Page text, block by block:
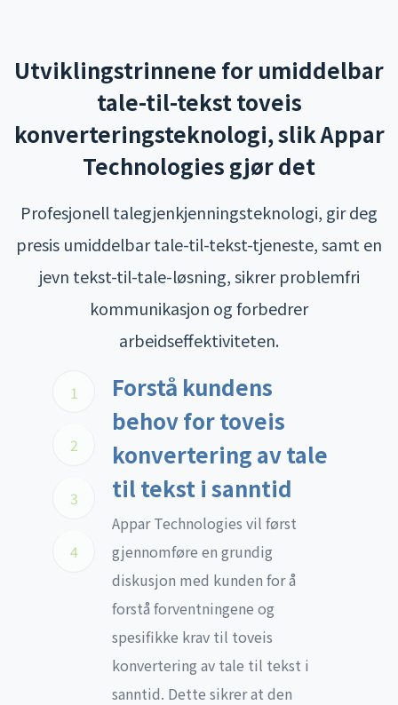
Utviklingstrinnene for umiddelbar
tale-til-tekst toveis
konverteringsteknologi, slik Appar
Technologies gjør det
Profesjonell talegjenkjenningsteknologi, gir deg
presis umiddelbar tale-til-tekst-tjeneste, samt en
jevn tekst-til-tale-løsning, sikrer problemfri
kommunikasjon og forbedrer
arbeidseffektiviteten.
1
2
3
4
Forstå kundens
behov for toveis
konvertering av tale
til tekst i sanntid
Appar Technologies vil først
gjennomføre en grundig
diskusjon med kunden for å
forstå forventningene og
spesifikke krav til toveis
konvertering av tale til tekst i
sanntid. Dette sikrer at den